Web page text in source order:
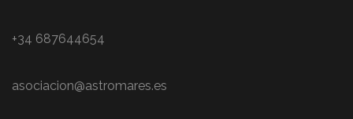
+34 687644654
asociacion@astromares.es